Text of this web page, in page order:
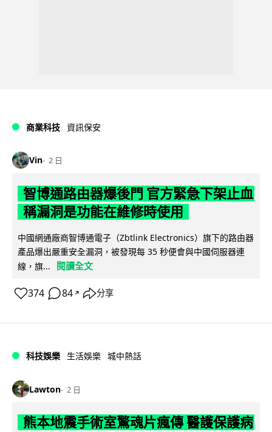
商業科技 資訊保安
Vin 2 日
智博通路由器爆後門 官方緊急下架止血
稱漏洞是功能在維修時使用
中國網通廠商智博通電子（Zbtlink Electronics）旗下的路由器
產品爆出嚴重安全漏洞，被發現每 35 秒便會與中國伺服器連
線，旗...
閱讀全文
374 84 ↗ 分享
科技娛樂 生活娛樂 城中熱話
Lawton 2 日
熊本地震手術室驚魂片瘋傳 醫護保護病